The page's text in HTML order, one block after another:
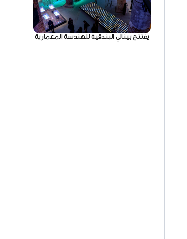
يفتتح بينالي البندقية للهندسة المعمارية